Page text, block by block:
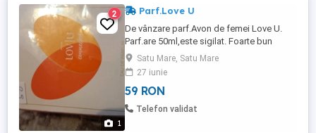
1
2 Parf.Love U
De vânzare parf.Avon de femei Love U.
Parf.are 50ml,este sigilat. Foarte bun
cadou de zi de naștere, de Valentine's, de
8MARTIE.
Satu Mare, Satu Mare
27 iunie
59 RON
Telefon validat